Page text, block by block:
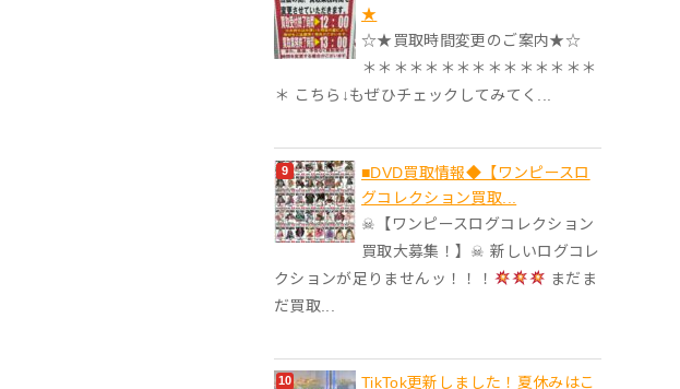
★
☆★買取時間変更のご案内★☆
＊＊＊＊＊＊＊＊＊＊＊＊＊＊＊
＊ こちら↓もぜひチェックしてみてく...
■DVD買取情報◆【ワンピースロ
グコレクション買取...
☠【ワンピースログコレクション
買取大募集！】☠ 新しいログコレ
クションが足りませんッ！！！
まだま
だ買取...
TikTok更新しました！夏休みはこ